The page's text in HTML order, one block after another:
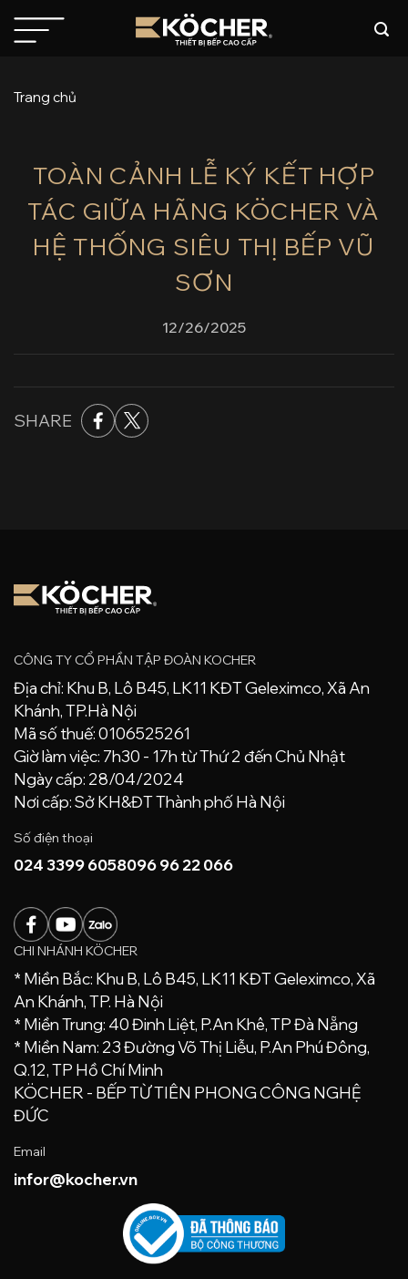
qua
Trang chủ
TOÀN CẢNH LỄ KÝ KẾT HỢP
TÁC GIỮA HÃNG KÖCHER VÀ
HỆ THỐNG SIÊU THỊ BẾP VŨ
SƠN
12/26/2025
SHARE
CÔNG TY CỔ PHẦN TẬP ĐOÀN KOCHER
Địa chỉ: Khu B, Lô B45, LK11 KĐT Geleximco, Xã An
Khánh, TP.Hà Nội
Mã số thuế: 0106525261
Giờ làm việc: 7h30 - 17h từ Thứ 2 đến Chủ Nhật
Ngày cấp: 28/04/2024
Nơi cấp: Sở KH&ĐT Thành phố Hà Nội
Số điện thoại
024 3399 6058096 96 22 066
CHI NHÁNH KÖCHER
* Miền Bắc: Khu B, Lô B45, LK11 KĐT Geleximco, Xã
An Khánh, TP. Hà Nội
* Miền Trung: 40 Đinh Liệt, P.An Khê, TP Đà Nẵng
* Miền Nam: 23 Đường Võ Thị Liễu, P.An Phú Đông,
Q.12, TP Hồ Chí Minh
KÖCHER - BẾP TỪ TIÊN PHONG CÔNG NGHỆ
ĐỨC
Email
infor@kocher.vn